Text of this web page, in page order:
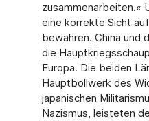
zusammenarbeiten.«
eine korrekte Sicht
bewahren. China und
die
Europa. Die beiden
Hauptbollwerk des
japanischen
Nazismus, leisteten